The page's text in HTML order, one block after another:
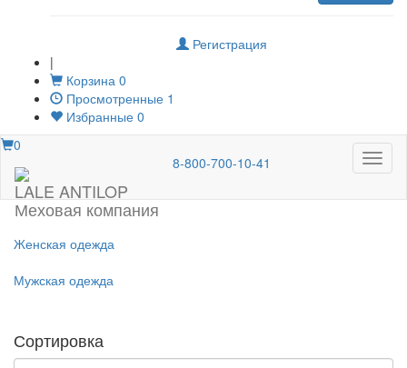
Регистрация
|
Корзина 0
Просмотренные 1
Избранные 0
Меню
0
LALE ANTILOP
Меховая компания
8-800-700-10-41
Женская одежда
Мужская одежда
Сортировка